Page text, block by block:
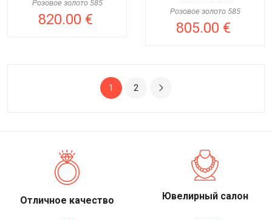
Розовое золото 585
820.00 € Розовое золото 585
805.00 €
1 2
Отличное качество Ювелирный салон